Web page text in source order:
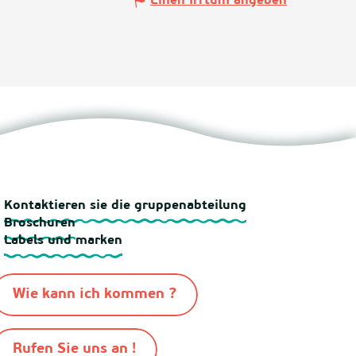
Kontaktieren sie die gruppenabteilung
Broschuren
Labels und marken
Wie kann ich kommen ?
Rufen Sie uns an !